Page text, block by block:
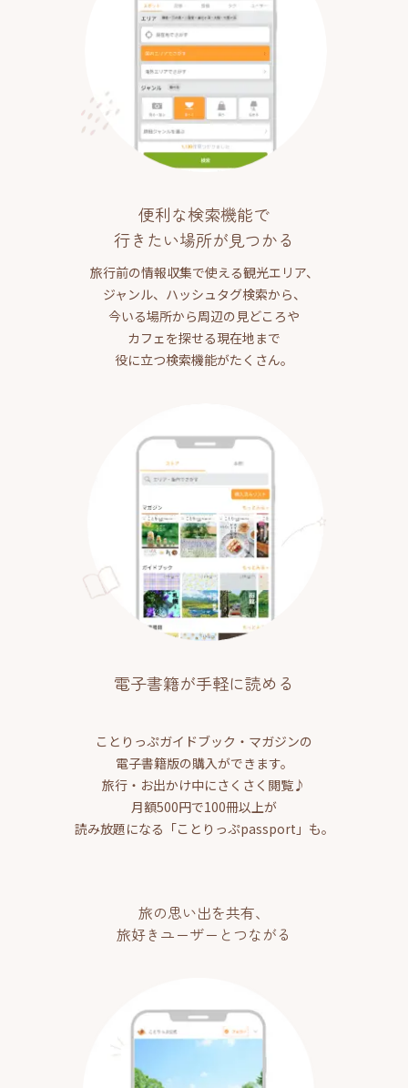
便利な検索機能で
行きたい場所が見つかる
旅行前の情報収集で使える観光エリア、
ジャンル、ハッシュタグ検索から、
今いる場所から周辺の見どころや
カフェを探せる現在地まで
役に立つ検索機能がたくさん。
電子書籍が手軽に読める
ことりっぷガイドブック・マガジンの
電子書籍版の購入ができます。
旅行・お出かけ中にさくさく閲覧♪
月額500円で100冊以上が
読み放題になる「ことりっぷpassport」も。
旅の思い出を共有、
旅好きユーザーとつながる